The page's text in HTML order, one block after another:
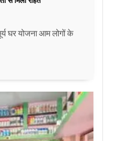
घर योजना आम लोगों के